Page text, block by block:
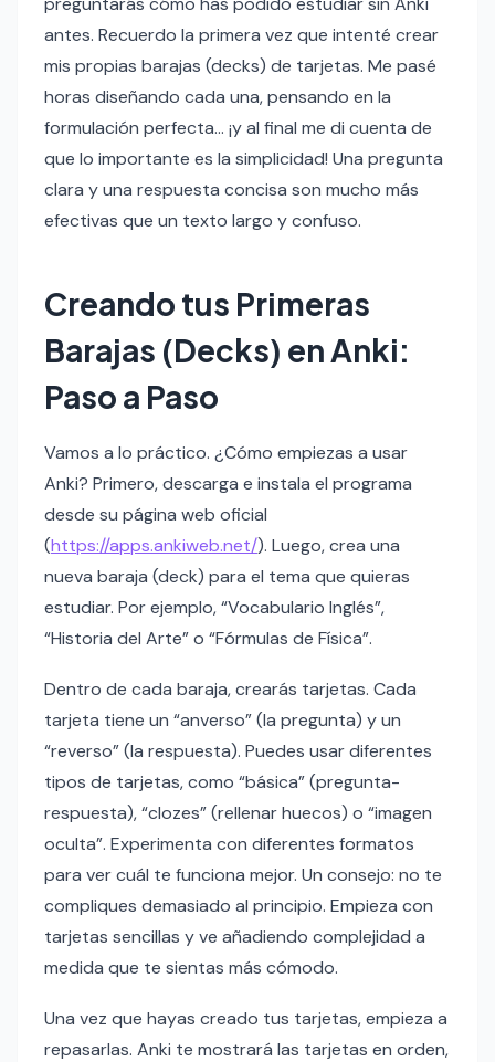
antes. Recuerdo la primera vez que intenté crear
mis propias barajas (decks) de tarjetas. Me pasé
horas diseñando cada una, pensando en la
formulación perfecta… ¡y al final me di cuenta de
que lo importante es la simplicidad! Una pregunta
clara y una respuesta concisa son mucho más
efectivas que un texto largo y confuso.
Creando tus Primeras
Barajas (Decks) en Anki:
Paso a Paso
Vamos a lo práctico. ¿Cómo empiezas a usar
Anki? Primero, descarga e instala el programa
desde su página web oficial
(https://apps.ankiweb.net/). Luego, crea una
nueva baraja (deck) para el tema que quieras
estudiar. Por ejemplo, “Vocabulario Inglés”,
“Historia del Arte” o “Fórmulas de Física”.
Dentro de cada baraja, crearás tarjetas. Cada
tarjeta tiene un “anverso” (la pregunta) y un
“reverso” (la respuesta). Puedes usar diferentes
tipos de tarjetas, como “básica” (pregunta-
respuesta), “clozes” (rellenar huecos) o “imagen
oculta”. Experimenta con diferentes formatos
para ver cuál te funciona mejor. Un consejo: no te
compliques demasiado al principio. Empieza con
tarjetas sencillas y ve añadiendo complejidad a
medida que te sientas más cómodo.
Una vez que hayas creado tus tarjetas, empieza a
repasarlas. Anki te mostrará las tarjetas en orden,